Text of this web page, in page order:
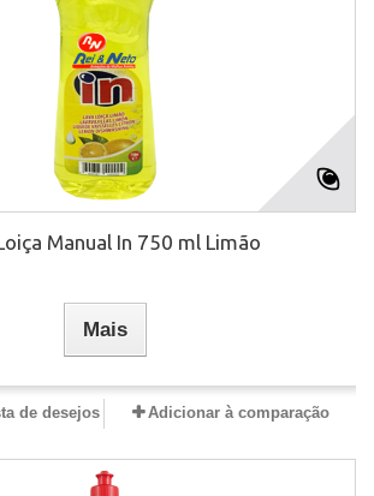
Manual In 750 ml Limão
Mais
de desejos Adicionar à comparação